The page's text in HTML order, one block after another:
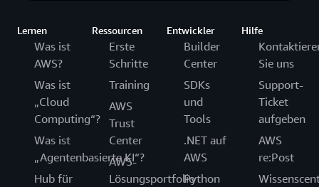
Lernen
Was ist
AWS?
Was ist
„Cloud
Computing“?
Was ist
„Agentenbasierte KI“?
Hub für
Ressourcen
Erste
Schritte
Training
AWS
Trust
Center
AWS-
Lösungsportfolio
Entwickler
Builder
Center
SDKs
und
Tools
.NET auf
AWS
Python
Hilfe
Sie uns
Support-
Ticket
aufgeben
AWS
re:Post